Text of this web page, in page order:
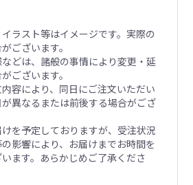
ラスト等はイメージです。実際の
ございます。
どは、諸般の事情により変更・延
ございます。
容により、同日にご注文いただい
異なるまたは前後する場合がござ
を予定しておりますが、受注状況
影響により、お届けまでお時間を
ます。あらかじめご了承くださ